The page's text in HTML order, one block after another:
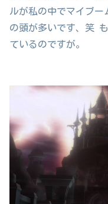
ルが私の中でマイブ
の頭が多いです、笑
ているのですが。